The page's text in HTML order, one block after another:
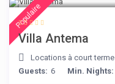
Populaire
Villa Antema
Locations à court terme
Guests: 6 Min. Nights: